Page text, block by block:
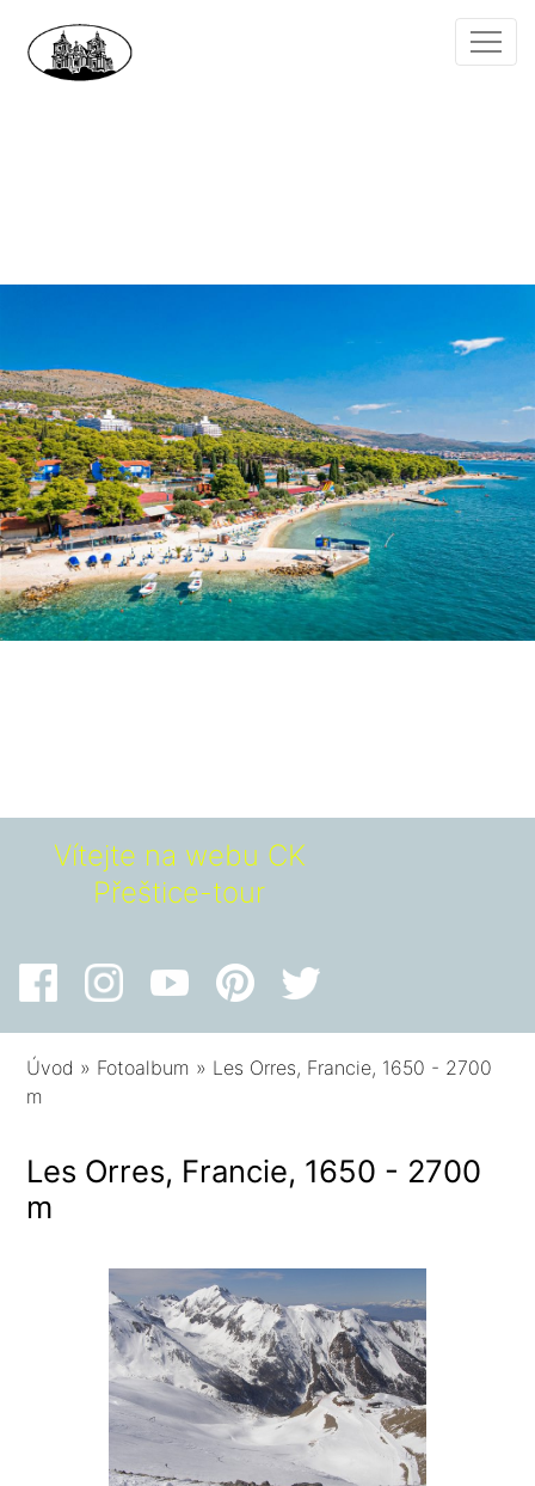
Vítejte na webu CK
Přeštice-tour
Úvod » Fotoalbum » Les Orres, Francie, 1650 - 2700
m
Les Orres, Francie, 1650 - 2700
m